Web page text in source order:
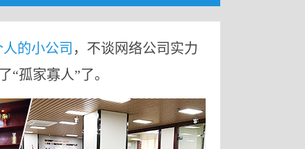
的小公司 ，不谈网络公司实力
“孤家寡人”了。